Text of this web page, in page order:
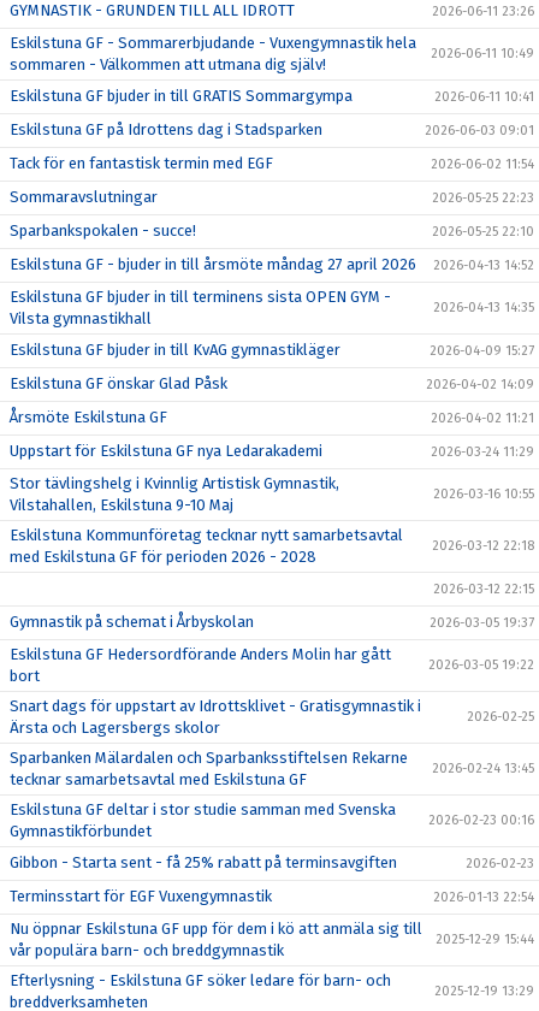
GYMNASTIK - GRUNDEN TILL ALL IDROTT 2026-06-11 23:26
Eskilstuna GF - Sommarerbjudande - Vuxengymnastik hela
sommaren - Välkommen att utmana dig själv!
2026-06-11 10:49
Eskilstuna GF bjuder in till GRATIS Sommargympa 2026-06-11 10:41
Eskilstuna GF på Idrottens dag i Stadsparken 2026-06-03 09:01
Tack för en fantastisk termin med EGF 2026-06-02 11:54
Sommaravslutningar 2026-05-25 22:23
Sparbankspokalen - succe! 2026-05-25 22:10
Eskilstuna GF - bjuder in till årsmöte måndag 27 april 2026 2026-04-13 14:52
Eskilstuna GF bjuder in till terminens sista OPEN GYM -
Vilsta gymnastikhall
2026-04-13 14:35
Eskilstuna GF bjuder in till KvAG gymnastikläger 2026-04-09 15:27
Eskilstuna GF önskar Glad Påsk 2026-04-02 14:09
Årsmöte Eskilstuna GF 2026-04-02 11:21
Uppstart för Eskilstuna GF nya Ledarakademi 2026-03-24 11:29
Stor tävlingshelg i Kvinnlig Artistisk Gymnastik,
Vilstahallen, Eskilstuna 9-10 Maj
2026-03-16 10:55
Eskilstuna Kommunföretag tecknar nytt samarbetsavtal
med Eskilstuna GF för perioden 2026 - 2028
2026-03-12 22:18
2026-03-12 22:15
Gymnastik på schemat i Årbyskolan 2026-03-05 19:37
Eskilstuna GF Hedersordförande Anders Molin har gått
bort
2026-03-05 19:22
Snart dags för uppstart av Idrottsklivet - Gratisgymnastik i
Ärsta och Lagersbergs skolor
2026-02-25
Sparbanken Mälardalen och Sparbanksstiftelsen Rekarne
tecknar samarbetsavtal med Eskilstuna GF
2026-02-24 13:45
Eskilstuna GF deltar i stor studie samman med Svenska
Gymnastikförbundet
2026-02-23 00:16
Gibbon - Starta sent - få 25% rabatt på terminsavgiften 2026-02-23
Terminsstart för EGF Vuxengymnastik 2026-01-13 22:54
Nu öppnar Eskilstuna GF upp för dem i kö att anmäla sig till
vår populära barn- och breddgymnastik
2025-12-29 15:44
Efterlysning - Eskilstuna GF söker ledare för barn- och
breddverksamheten
2025-12-19 13:29